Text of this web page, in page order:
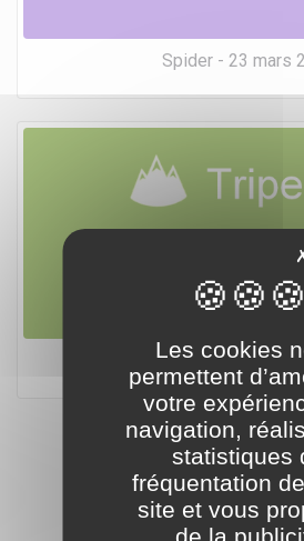
Spider - 23 mars
23 mars
Tripeaks - 23 mars
Les cookies
permettent
votre
navigation,
statistiques
fréquentation
site et vous
de la